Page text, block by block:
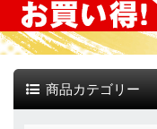
商品カテゴリー